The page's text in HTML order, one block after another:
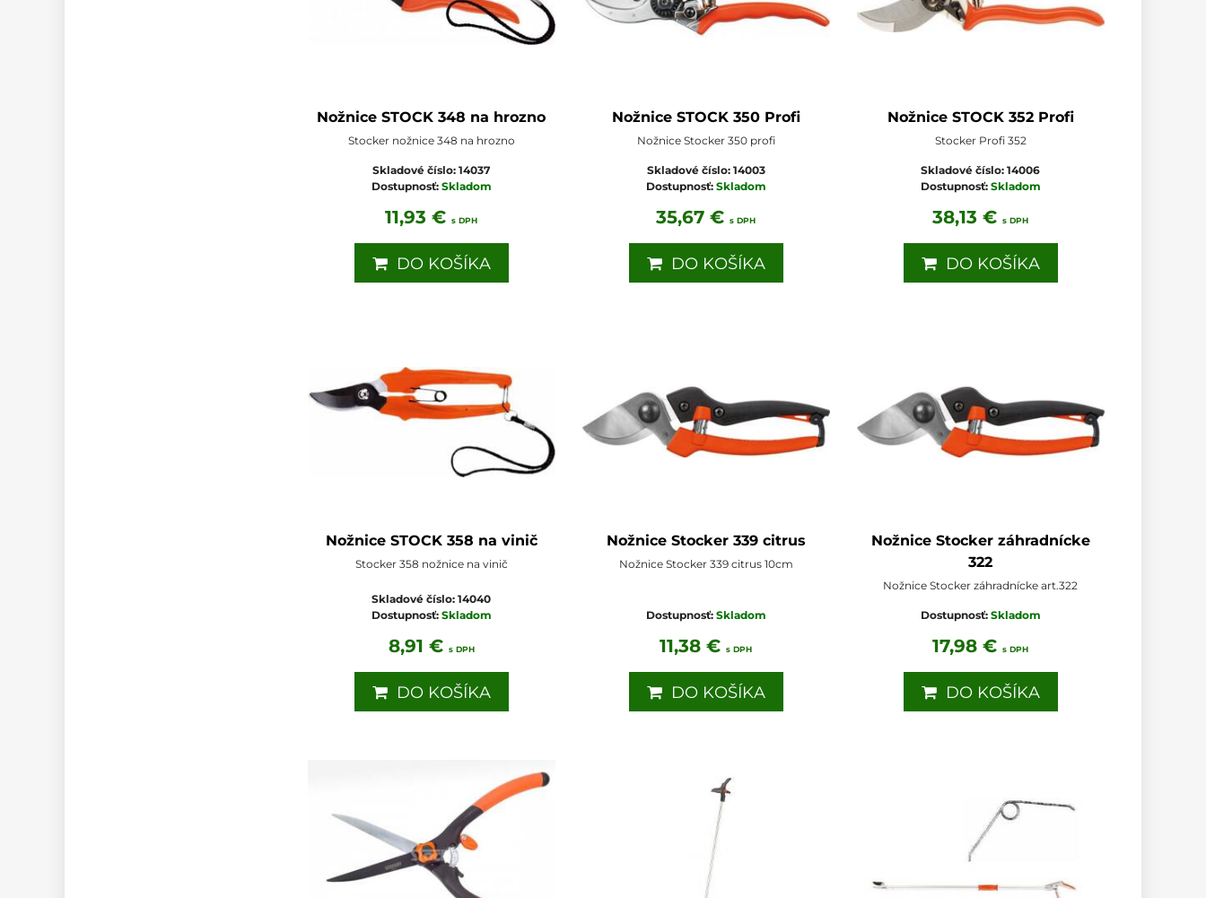
Nožnice STOCK 348 na hrozno
Stocker nožnice 348 na hrozno
Skladové číslo:14037
Dostupnosť: Skladom
11,93 €s DPH
DO KOŠÍKA
Nožnice STOCK 350 Profi
Nožnice Stocker 350 profi
Skladové číslo: 14003
Dostupnosť: Skladom
35,67 €s DPH
DO KOŠÍKA
Nožnice STOCK 352 Profi
Stocker Profi 352
Skladové číslo:14006
Dostupnosť: Skladom
38,13 €s DPH
DO KOŠÍKA
Nožnice STOCK 358 na vinič
Stocker 358 nožnice na vinič
Skladové číslo:14040
Dostupnosť: Skladom
8,91 € s DPH
DO KOŠÍKA
Nožnice Stocker 339 citrus
Nožnice Stocker 339 citrus 10cm
Dostupnosť: Skladom
11,38 €s DPH
DO KOŠÍKA
Nožnice Stocker záhradnícke
322
Nožnice Stocker záhradnícke art.322
Dostupnosť: Skladom
17,98 €s DPH
DO KOŠÍKA